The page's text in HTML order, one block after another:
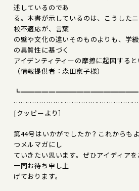
述しているのであ
る。本書が示しているのは、こうした
校不適応が、言葉
の壁や文化の違いそのものよりも、学
の異質性に基づく
アイデンティティーの摩擦に起因すると
（情報提供者：森田京子様）
[クッピーより］
第44号はいかがでしたか？これからも
つメルマガにし
ていきたい思います。ぜひアイディア
一同お待ち申し上
げております。